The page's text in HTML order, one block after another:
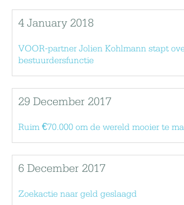
4 January 2018
VOOR-partner Jolien Kohlmann stapt
bestuurdersfunctie
29 December 2017
Ruim €70.000 om de wereld mooier te
6 December 2017
Zoekactie naar geld geslaagd